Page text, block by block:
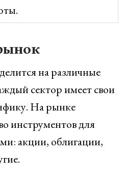
на различные
сектор имеет свои
На рынке
инструментов для
акции, облигации,